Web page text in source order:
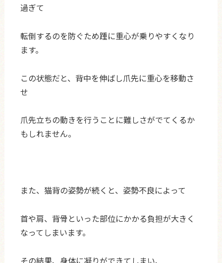
過ぎて
転倒するのを防ぐため踵に重心が乗りやすくなり
ます。
この状態だと、背中を伸ばし爪先に重心を移動さ
せ
爪先立ちの動きを行うことに難しさがでてくるか
もしれません。
また、猫背の姿勢が続くと、姿勢不良によって
首や肩、背骨といった部位にかかる負担が大きく
なってしまいます。
その結果、身体に凝りができてしまい、